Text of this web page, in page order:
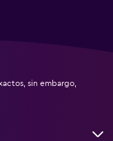
sin embargo,